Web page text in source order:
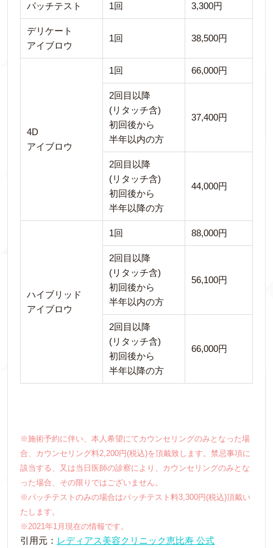
パッチテスト 1回 3,300円
デリケート
アイブロウ
1回 38,500円
4D
アイブロウ
1回 66,000円
2回目以降
(リタッチ含)
初回後から
半年以内の方
37,400円
2回目以降
(リタッチ含)
初回後から
半年以降の方
44,000円
ハイブリッド
アイブロウ
1回 88,000円
2回目以降
(リタッチ含)
初回後から
半年以内の方
56,100円
2回目以降
(リタッチ含)
初回後から
半年以降の方
66,000円
※施術予約に伴い、本人希望にてカウンセリングのみとなった場
合、カウンセリング料2,200円(税込)を頂戴致します。禁忌事項に
該当する、又は当日医師の診察により、カウンセリングのみとな
った場合、その限りではございません。
※パッチテストのみの場合はパッチテスト料3,300円(税込)頂戴い
たします。
※2021年1月現在の情報です。
引用元： レディアス美容クリニック恵比寿 公式